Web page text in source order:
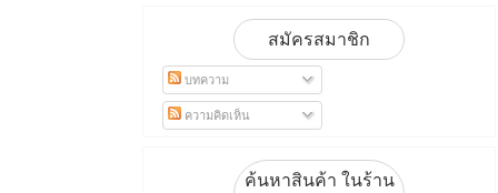
สมัครสมาชิก
บทความ
ความคิดเห็น
ค้นหาสินค้า ในร้าน